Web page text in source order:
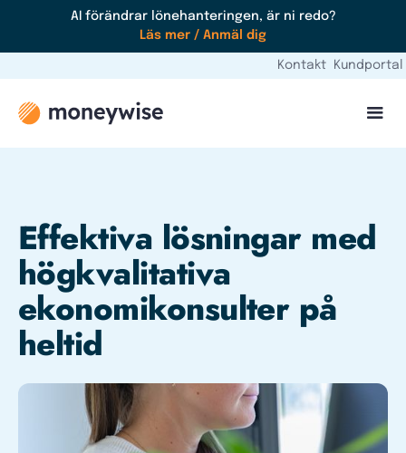
AI förändrar lönehanteringen, är ni redo?
Läs mer / Anmäl dig
Kontakt Kundportal
Effektiva lösningar med
högkvalitativa
ekonomikonsulter på
heltid